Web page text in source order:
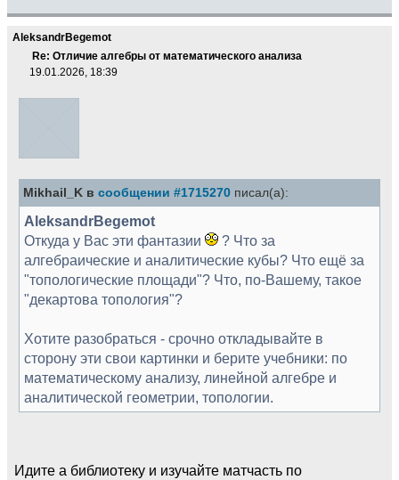
AleksandrBegemot
Re: Отличие алгебры от математического анализа
19.01.2026, 18:39
Mikhail_K в сообщении #1715270 писал(а):
AleksandrBegemot
Откуда у Вас эти фантазии
? Что за
алгебраические и аналитические кубы? Что ещё за
"топологические площади"? Что, по-Вашему, такое
"декартова топология"?
Хотите разобраться - срочно откладывайте в
сторону эти свои картинки и берите учебники: по
математическому анализу, линейной алгебре и
аналитической геометрии, топологии.
Идите а библиотеку и изучайте матчасть по